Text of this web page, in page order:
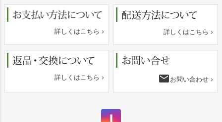
詳しくはこちら 詳しくはこちら
詳しくはこちら email お問い合わせ